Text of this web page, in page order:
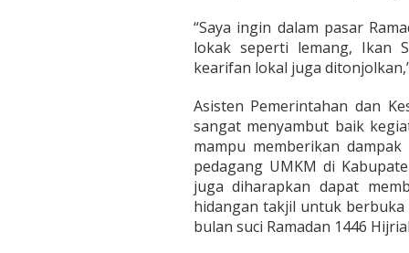
“Saya ingin dalam pasar
lokak seperti lemang, Ikan
kearifan lokal juga
Asisten Pemerintahan dan
sangat menyambut baik
mampu memberikan
pedagang UMKM di
juga diharapkan dapat
hidangan takjil untuk berbuka
bulan suci Ramadan 1446